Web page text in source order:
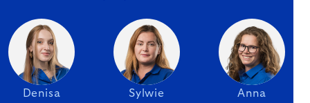
Denisa Sylwie Anna